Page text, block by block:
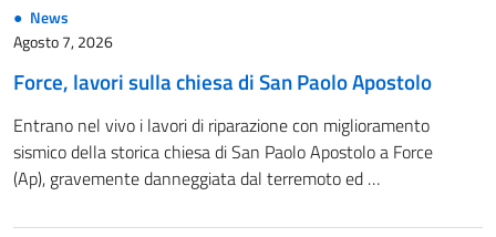
News
Agosto 7, 2026
Force, lavori sulla chiesa di San Paolo Apostolo
Entrano nel vivo i lavori di riparazione con miglioramento
sismico della storica chiesa di San Paolo Apostolo a Force
(Ap), gravemente danneggiata dal terremoto ed …